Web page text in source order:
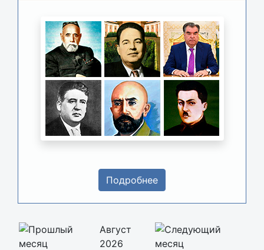
Подробнее
Август
2026